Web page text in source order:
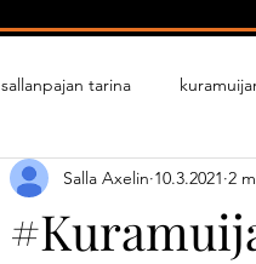
sallanpajan tarina
Tulilehti Ajanhallinta
Salla Axelin 10.3.2021 2